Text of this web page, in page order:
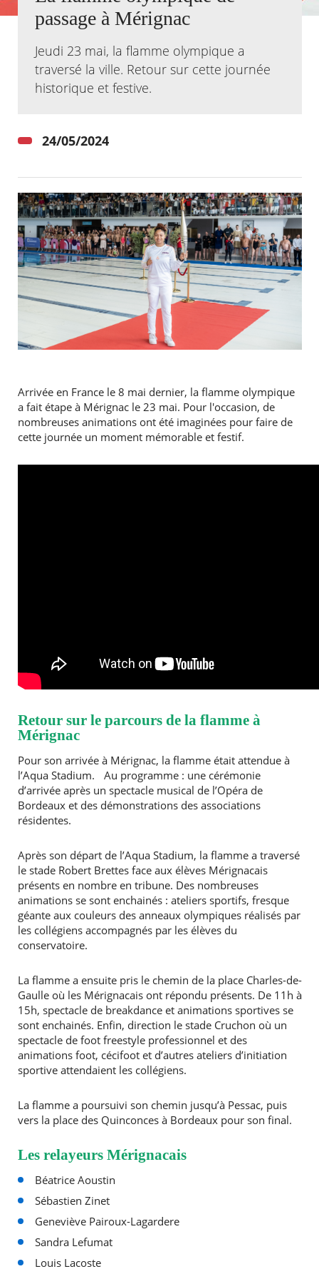
Watt
Agenda
Actualités
Kiosque
Espace de services en ligne
passage à Mérignac
Jeudi 23 mai, la flamme olympique a
traversé la ville. Retour sur cette journée
historique et festive.
24/05/2024
Arrivée en France le 8 mai dernier, la flamme olympique
a fait étape à Mérignac le 23 mai. Pour l'occasion, de
nombreuses animations ont été imaginées pour faire de
cette journée un moment mémorable et festif.
Retour sur le parcours de la flamme à
Mérignac
Pour son arrivée à Mérignac, la flamme était attendue à
l’Aqua Stadium. Au programme : une cérémonie
d’arrivée après un spectacle musical de l’Opéra de
Bordeaux et des démonstrations des associations
résidentes.
Après son départ de l’Aqua Stadium, la flamme a traversé
le stade Robert Brettes face aux élèves Mérignacais
présents en nombre en tribune. Des nombreuses
animations se sont enchainés : ateliers sportifs, fresque
géante aux couleurs des anneaux olympiques réalisés par
les collégiens accompagnés par les élèves du
conservatoire.
La flamme a ensuite pris le chemin de la place Charles-de-
Gaulle où les Mérignacais ont répondu présents. De 11h à
15h, spectacle de breakdance et animations sportives se
sont enchainés. Enfin, direction le stade Cruchon où un
spectacle de foot freestyle professionnel et des
animations foot, cécifoot et d’autres ateliers d’initiation
sportive attendaient les collégiens.
La flamme a poursuivi son chemin jusqu’à Pessac, puis
vers la place des Quinconces à Bordeaux pour son final.
Les relayeurs Mérignacais
Béatrice Aoustin
Sébastien Zinet
Geneviève Pairoux-Lagardere
Sandra Lefumat
Louis Lacoste